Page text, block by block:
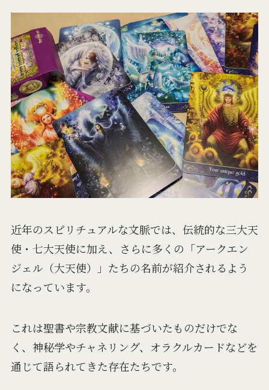
近年のスピリチュアルな文脈では、伝統的な三大天
使・七大天使に加え、さらに多くの「アークエン
ジェル（大天使）」たちの名前が紹介されるよう
になっています。
これは聖書や宗教文献に基づいたものだけでな
く、神秘学やチャネリング、オラクルカードなどを
通じて語られてきた存在たちです。